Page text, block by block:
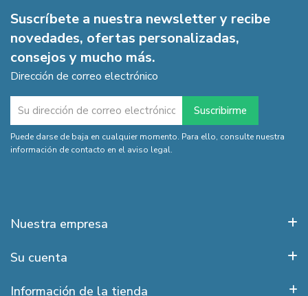
Suscríbete a nuestra newsletter y recibe
novedades, ofertas personalizadas,
consejos y mucho más.
Dirección de correo electrónico
Puede darse de baja en cualquier momento. Para ello, consulte nuestra
información de contacto en el aviso legal.
Nuestra empresa
Su cuenta
Información de la tienda